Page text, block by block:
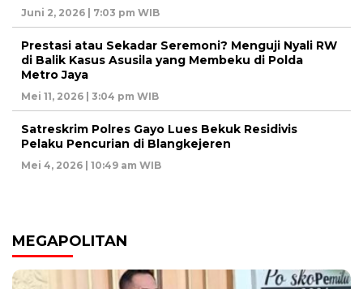
Juni 2, 2026 | 7:03 pm WIB
Prestasi atau Sekadar Seremoni? Menguji Nyali RW
di Balik Kasus Asusila yang Membeku di Polda
Metro Jaya
Mei 11, 2026 | 3:04 pm WIB
Satreskrim Polres Gayo Lues Bekuk Residivis
Pelaku Pencurian di Blangkejeren
Mei 4, 2026 | 10:49 am WIB
MEGAPOLITAN